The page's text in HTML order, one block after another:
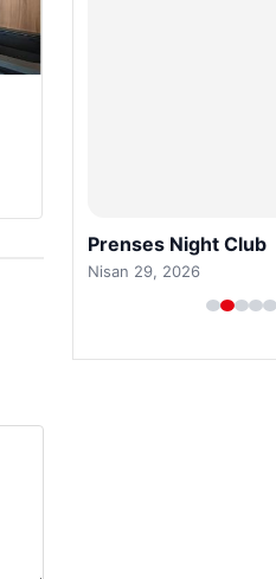
Prenses Night Club
Nisan 29, 2026